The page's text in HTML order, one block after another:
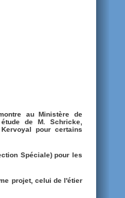
au Ministère de
de M. Schricke,
pour certains
Spéciale) pour les
projet, celui de l'étier